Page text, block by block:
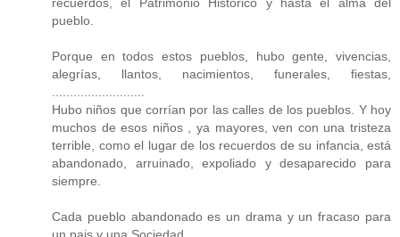
pueblo.
Porque en todos estos pueblos, hubo gente, vivencias,
alegrías, llantos, nacimientos, funerales, fiestas,
Hubo niños que corrían por las calles de los pueblos. Y hoy
muchos de esos niños , ya mayores, ven con una tristeza
terrible, como el lugar de los recuerdos de su infancia, está
abandonado, arruinado, expoliado y desaparecido para
siempre.
Cada pueblo abandonado es un drama y un fracaso para
un pais y una Sociedad.